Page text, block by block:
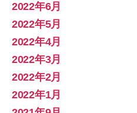
2022年6月
2022年5月
2022年4月
2022年3月
2022年2月
2022年1月